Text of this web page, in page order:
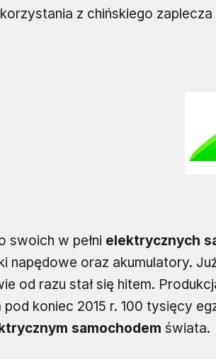
z chińskiego
swoich w pełni elektrycznych
napędowe oraz akumulatory.
od razu stał się hitem.
koniec 2015 r. 100 tysięcy
samochodem świata.